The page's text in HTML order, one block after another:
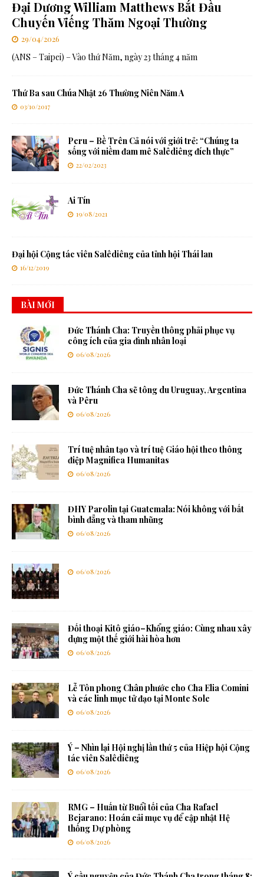
Đại Dương William Matthews Bắt Đầu
Chuyến Viếng Thăm Ngoại Thường
29/04/2026
(ANS – Taipei) – Vào thứ Năm, ngày 23 tháng 4 năm
Thứ Ba sau Chúa Nhật 26 Thường Niên Năm A
03/10/2017
Peru – Bề Trên Cả nói với giới trẻ: “Chúng ta
sống với niềm đam mê Salêdiêng đích thực”
22/02/2023
Ai Tín
19/08/2021
Đại hội Cộng tác viên Salêdiêng của tỉnh hội Thái lan
16/12/2019
BÀI MỚI
Đức Thánh Cha: Truyền thông phải phục vụ
công ích của gia đình nhân loại
06/08/2026
Đức Thánh Cha sẽ tông du Uruguay, Argentina
và Pêru
06/08/2026
Trí tuệ nhân tạo và trí tuệ Giáo hội theo thông
điệp Magnifica Humanitas
06/08/2026
ĐHY Parolin tại Guatemala: Nói không với bất
bình đẳng và tham nhũng
06/08/2026
06/08/2026
Đối thoại Kitô giáo–Khổng giáo: Cùng nhau xây
dựng một thế giới hài hòa hơn
06/08/2026
Lễ Tôn phong Chân phước cho Cha Elia Comini
và các linh mục tử đạo tại Monte Sole
06/08/2026
Ý – Nhìn lại Hội nghị lần thứ 5 của Hiệp hội Cộng
tác viên Salêdiêng
06/08/2026
RMG – Huấn từ Buổi tối của Cha Rafael
Bejarano: Hoán cải mục vụ để cập nhật Hệ
thống Dự phòng
06/08/2026